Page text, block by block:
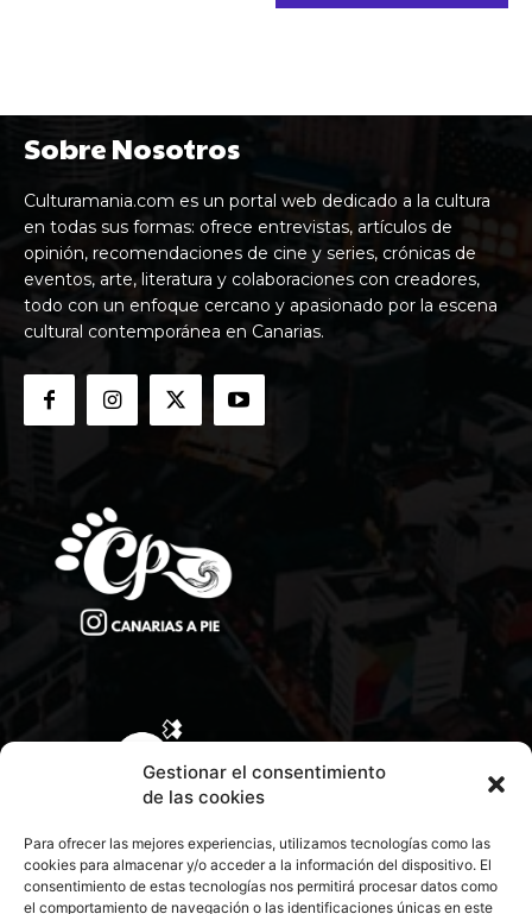
Gestionar el consentimiento
de las cookies
Para ofrecer las mejores experiencias, utilizamos tecnologías como las
cookies para almacenar y/o acceder a la información del dispositivo. El
consentimiento de estas tecnologías nos permitirá procesar datos como
el comportamiento de navegación o las identificaciones únicas en este
Sobre Nosotros
Culturamania.com es un portal web dedicado a la cultura
en todas sus formas: ofrece entrevistas, artículos de
opinión, recomendaciones de cine y series, crónicas de
eventos, arte, literatura y colaboraciones con creadores,
todo con un enfoque cercano y apasionado por la escena
cultural contemporánea en Canarias.